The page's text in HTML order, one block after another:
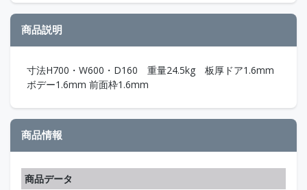
商品説明
寸法H700・W600・D160 重量24.5kg 板厚ドア1.6mm
ボデー1.6mm 前面枠1.6mm
商品情報
商品データ